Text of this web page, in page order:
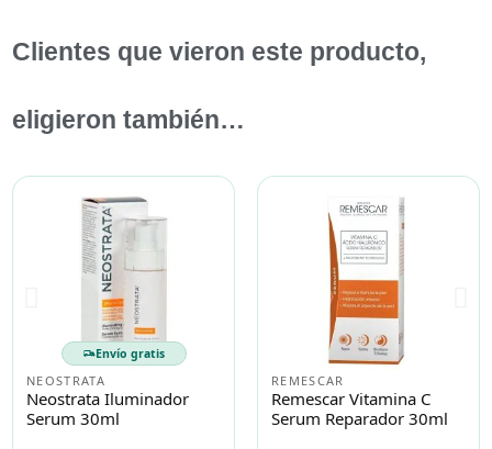
Clientes que vieron este producto,
eligieron también…
Envío gratis
NEOSTRATA
Neostrata Iluminador
Serum 30ml
REMESCAR
Remescar Vitamina C
Serum Reparador 30ml